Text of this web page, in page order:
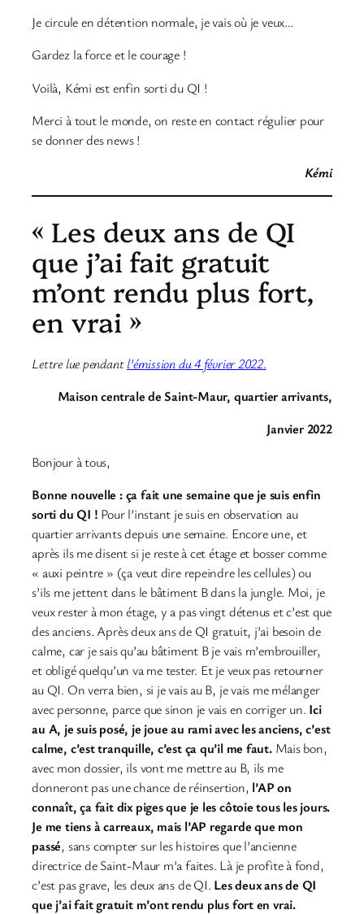
Je circule en détention normale, je vais où je veux…
Gardez la force et le courage !
Voilà, Kémi est enfin sorti du QI !
Merci à tout le monde, on reste en contact régulier pour
se donner des news !
Kémi
« Les deux ans de QI
que j’ai fait gratuit
m’ont rendu plus fort,
en vrai »
Lettre lue pendantl’émission du 4 février 2022.
Maison centrale de Saint-Maur, quartier arrivants,
Janvier 2022
Bonjour à tous,
Bonne nouvelle : ça fait une semaine que je suis enfin
sorti du QI ! Pour l’instant je suis en observation au
quartier arrivants depuis une semaine. Encore une, et
après ils me disent si je reste à cet étage et bosser comme
« auxi peintre » (ça veut dire repeindre les cellules) ou
s’ils me jettent dans le bâtiment B dans la jungle. Moi, je
veux rester à mon étage, y a pas vingt détenus et c’est que
des anciens. Après deux ans de QI gratuit, j’ai besoin de
calme, car je sais qu’au bâtiment B je vais m’embrouiller,
et obligé quelqu’un va me tester. Et je veux pas retourner
au QI. On verra bien, si je vais au B, je vais me mélanger
avec personne, parce que sinon je vais en corriger un. Ici
au A, je suis posé, je joue au rami avec les anciens, c’est
calme, c’est tranquille, c’est ça qu’il me faut.Mais bon,
avec mon dossier, ils vont me mettre au B, ils me
donneront pas une chance de réinsertion, l’AP on
connaît, ça fait dix piges que je les côtoie tous les jours.
Je me tiens à carreaux, mais l’AP regarde que mon
passé, sans compter sur les histoires que l’ancienne
directrice de Saint-Maur m’a faites. Là je profite à fond,
c’est pas grave, les deux ans de QI. Les deux ans de QI
que j’ai fait gratuit m’ont rendu plus fort en vrai.